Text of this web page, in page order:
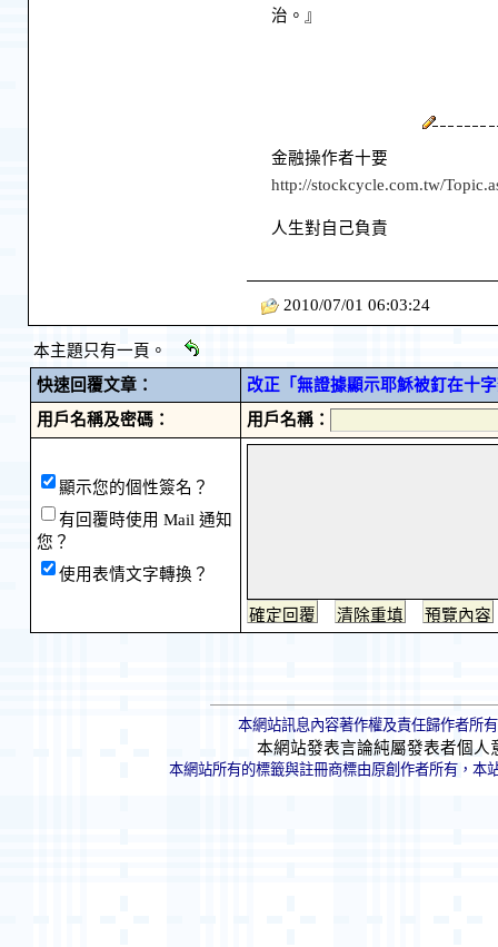
治。』
金融操作者十要
http://stockcycle.com.tw/
人生對自己負責
2010/07/01 06:03:24
本主題只有一頁。
快速回覆文章：
改正「無證據顯示耶穌被釘在十
用戶名稱及密碼：
用戶名稱：
顯示您的個性簽名？
有回覆時使用 Mail 通知
您？
使用表情文字轉換？
本網站訊息內容著作權及責任歸作者所
本網站發表言論純屬發表者個人
本網站所有的標籤與註冊商標由原創作者所有，本